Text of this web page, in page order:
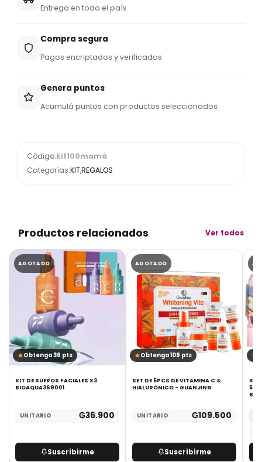
Entrega en todo el país
Compra segura
Pagos encriptados y verificados
Genera puntos
Acumulá puntos con productos seleccionados
Código:kit100mamá
Categorías:KIT,REGALOS
Productos relacionados Ver todos
AGOTADO
Obtenga 36 pts
KIT DE SUEROS FACIALES X3
BIOAQUA369001
UNITARIO ₲36.900
Suscribirme
AGOTADO
Obtenga 109 pts
SET DE 5PCS DE VITAMINA C &
HIALURÓNICO - GUANJING
UNITARIO ₲109.500
Suscribirme
KIT DE